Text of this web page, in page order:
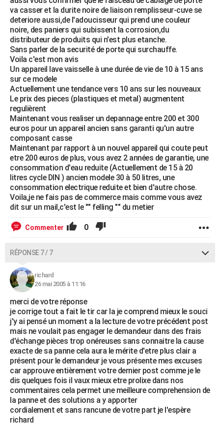
va casser et la durite noire de liaison remplisseur-cuve se
deteriore aussi,de l'adoucisseur qui prend une couleur
noire, des paniers qui subissent la corrosion,du
distributeur de produits qui n'est plus etanche.
Sans parler de la securité de porte qui surchauffe.
Voila c'est mon avis
Un appareil lave vaisselle à une durée de vie de 10 à 15 ans
sur ce modele
Actuellement une tendance vers 10 ans sur les nouveaux
Le prix des pieces (plastiques et metal) augmentent
regulièrent
Maintenant vous realiser un depannage entre 200 et 300
euros pour un appareil ancien sans garanti qu'un autre
composant casse
Maintenant par rapport à un nouvel appareil qui coute peut
etre 200 euros de plus, vous avez 2 années de garantie, une
consommation d'eau reduite (Actuellement de 15 à 20
litres cycle DIN ) ancien modele 30 à 50 litres, une
consommation electrique reduite et bien d'autre chose.
Voila,je ne fais pas de commerce mais comme vous avez
dit sur un mail,c'est le "" felling "" du metier
Commenter 0
RÉPONSE 7 / 7
richard
26 mai 2005 à 11:16
merci de votre réponse
je corrige tout a fait le tir car la je comprend mieux le souci
j'y ai pensé un moment a la lecture de votre précédent post
mais ne voulait pas engager le demandeur dans des frais
d'échange pièces trop onéreuses sans connaitre la cause
exacte de sa panne cela aura le mérite d'etre plus clair a
présent pour le demandeur je vous présente mes excuses
car approuve entièrement votre dernier post comme je le
dis quelques fois il vaux mieux etre prolixe dans nos
commentaires cela permet une meilleure comprehension de
la panne et des solutions a y apporter
cordialement et sans rancune de votre part je l'espère
richard